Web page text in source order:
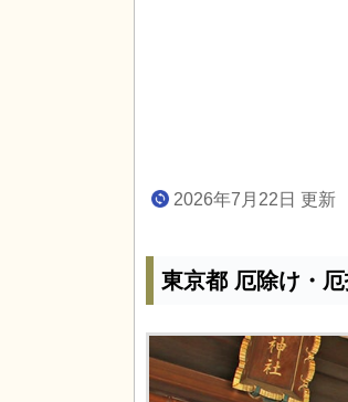
2026年7月22日 更新
東京都 厄除け・